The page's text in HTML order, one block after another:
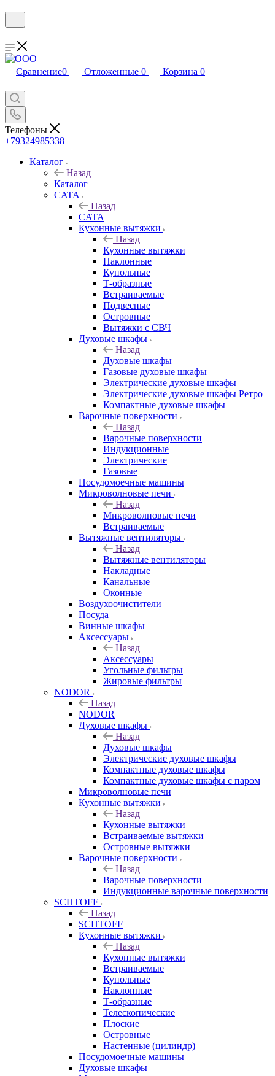
Сравнение0 Отложенные 0 Корзина 0
Телефоны
+79324985338
Каталог
Назад
Каталог
CATA
Назад
CATA
Кухонные вытяжки
Назад
Кухонные вытяжки
Наклонные
Купольные
Т-образные
Встраиваемые
Подвесные
Островные
Вытяжки с СВЧ
Духовые шкафы
Назад
Духовые шкафы
Газовые духовые шкафы
Электрические духовые шкафы
Электрические духовые шкафы Ретро
Компактные духовые шкафы
Варочные поверхности
Назад
Варочные поверхности
Индукционные
Электрические
Газовые
Посудомоечные машины
Микроволновые печи
Назад
Микроволновые печи
Встраиваемые
Вытяжные вентиляторы
Назад
Вытяжные вентиляторы
Накладные
Канальные
Оконные
Воздухоочистители
Посуда
Винные шкафы
Аксессуары
Назад
Аксессуары
Угольные фильтры
Жировые фильтры
NODOR
Назад
NODOR
Духовые шкафы
Назад
Духовые шкафы
Электрические духовые шкафы
Компактные духовые шкафы
Компактные духовые шкафы с паром
Микроволновые печи
Кухонные вытяжки
Назад
Кухонные вытяжки
Встраиваемые вытяжки
Островные вытяжки
Варочные поверхности
Назад
Варочные поверхности
Индукционные варочные поверхности
SCHTOFF
Назад
SCHTOFF
Кухонные вытяжки
Назад
Кухонные вытяжки
Встраиваемые
Купольные
Наклонные
Т-образные
Телескопические
Плоские
Островные
Настенные (цилиндр)
Посудомоечные машины
Духовые шкафы